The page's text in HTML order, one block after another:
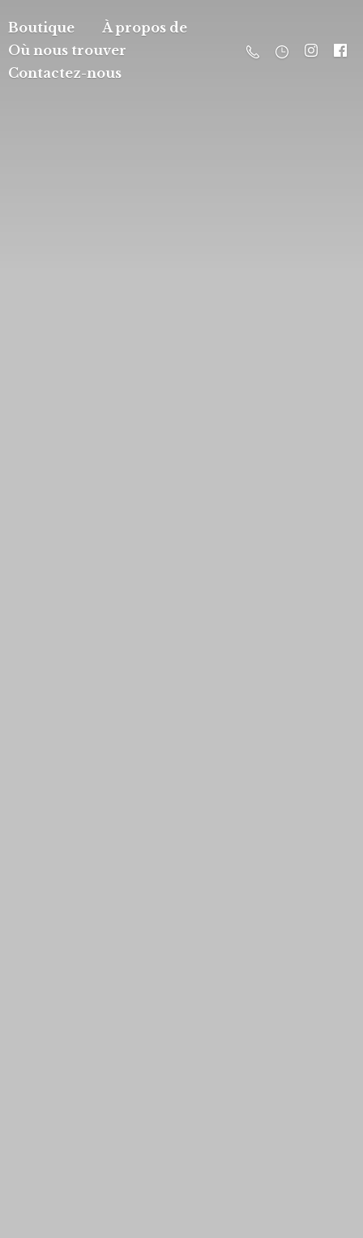
Boutique
À propos de
Où nous trouver
Contactez-nous